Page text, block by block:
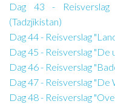
Dag 43 - Reisverslag
(Tadzjikistan)
Dag 44 - Reisverslag
Dag 45 - Reisverslag
Dag 46 - Reisverslag
Dag 47 - Reisverslag "De
Dag 48 - Reisverslag